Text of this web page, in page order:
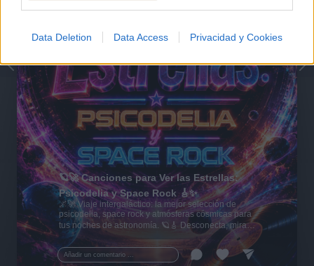
Data Deletion Data Access Privacidad y Cookies
Añadir un comentario ...
🪐🚀 Canciones para Ver las Estrellas:
Psicodelia y Space Rock 🎸✨
🌌🚀 Viaje intergaláctico: la mejor selección de
psicodelia, space rock y atmósferas cósmicas para
tus noches de astronomía. 🪐🎸 Desconecta, mira
al firmamento y siente la gravedad cero. 💾 ¡Guarda
esta colección para tu próxima noche estrellada!
✨⭐